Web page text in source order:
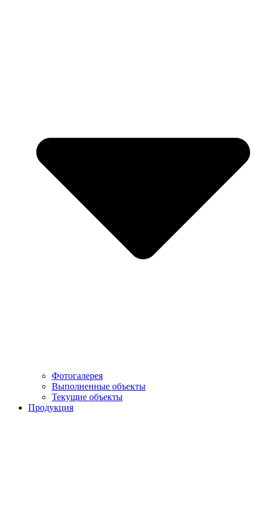
Фотогалерея
Выполненные объекты
Текущие объекты
Продукция